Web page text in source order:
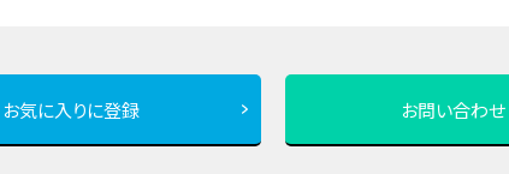
お気に入りに登録 お問い合わせ